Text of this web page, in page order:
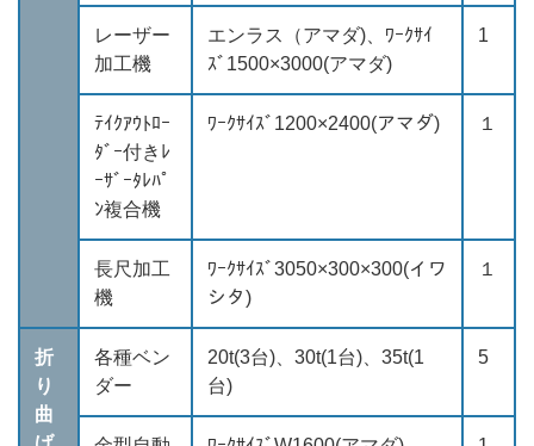
レーザー
加工機
エンラス（アマダ)、ﾜｰｸｻｲ
ｽﾞ1500×3000(アマダ)
1
ﾃｲｸｱｳﾄﾛｰ
ﾀﾞｰ付きﾚ
ｰｻﾞｰﾀﾚﾊﾟ
ﾝ複合機
ﾜｰｸｻｲｽﾞ1200×2400(アマダ) １
長尺加工
機
ﾜｰｸｻｲｽﾞ3050×300×300(イワ
シタ)
１
折
り
曲
各種ベン
ダー
20t(3台)、30t(1台)、35t(1
台)
5